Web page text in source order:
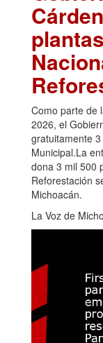
Como parte de
2026, el
gratuitamente
Municipal.La
dona 3 mil 500
Reforestación
Michoacán.
La Voz de